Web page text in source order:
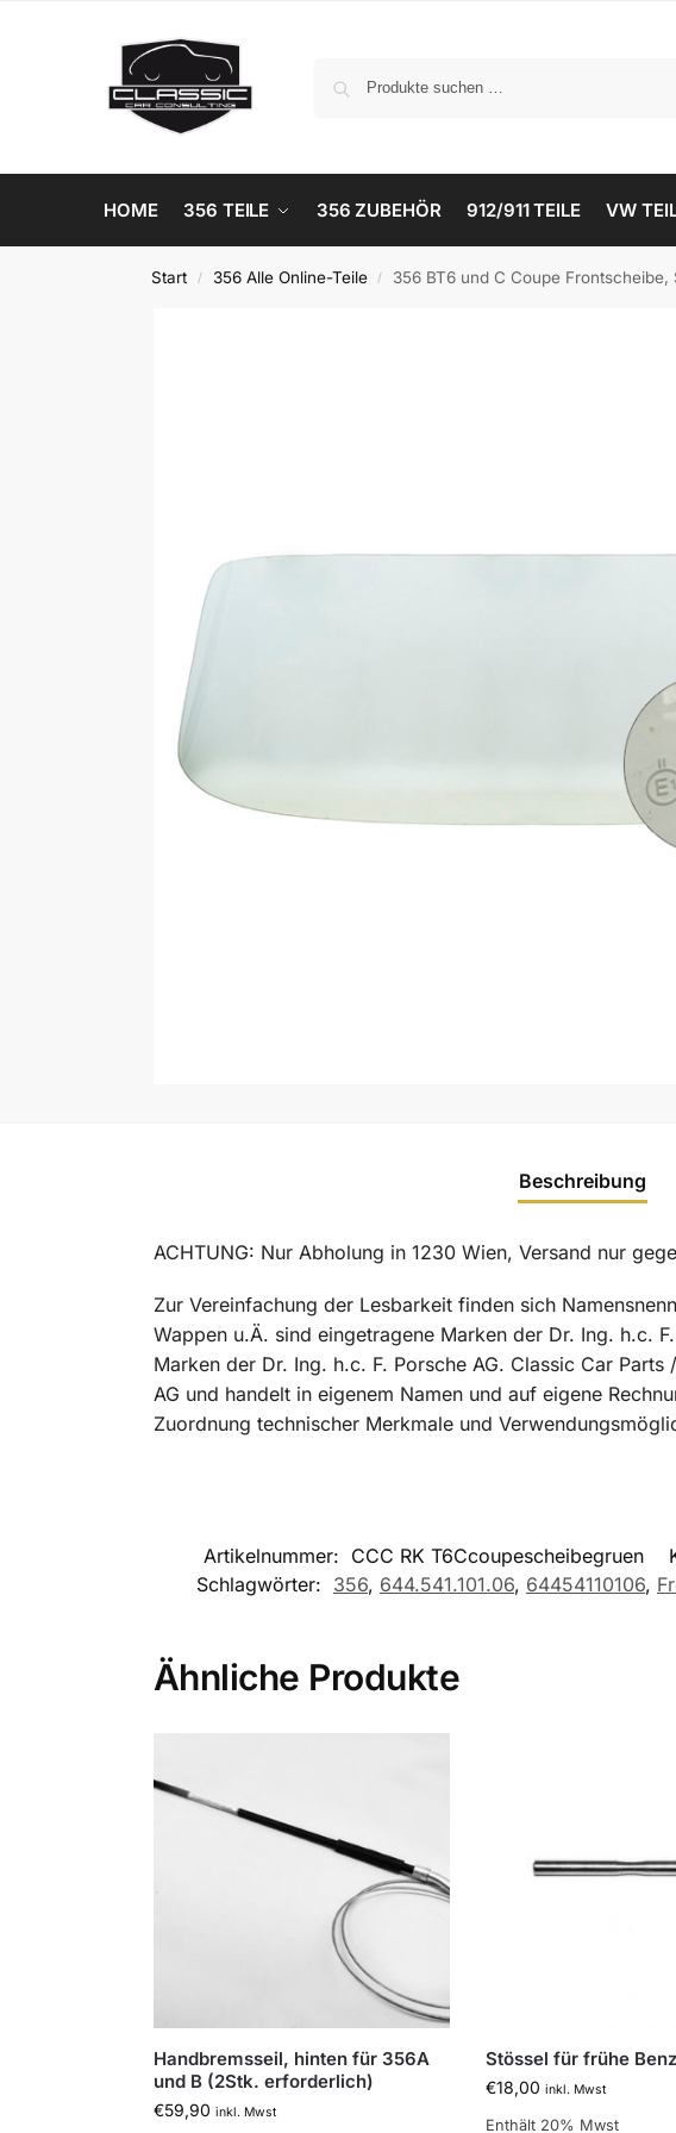
HOME 356 TEILE 356 ZUBEHÖR 912/911 TEILE VW
Start / 356 Alle Online-Teile / 356 BT6 und C Coupe Frontscheibe,
Beschreibung
ACHTUNG: Nur Abholung in 1230 Wien, Versand nur
Zur Vereinfachung der Lesbarkeit finden sich
Wappen u.Ä. sind eingetragene Marken der Dr. Ing. h.c.
Marken der Dr. Ing. h.c. F. Porsche AG. Classic Car
AG und handelt in eigenem Namen und auf eigene
Zuordnung technischer Merkmale und
Artikelnummer: CCC RK T6Ccoupescheibegruen
Schlagwörter: 356, 644.541.101.06, 64454110106,
Ähnliche Produkte
Handbremsseil, hinten für 356A
und B (2Stk. erforderlich)
€59,90 inkl. Mwst
Stössel für frühe
€18,00 inkl. Mwst
Enthält 20% Mwst